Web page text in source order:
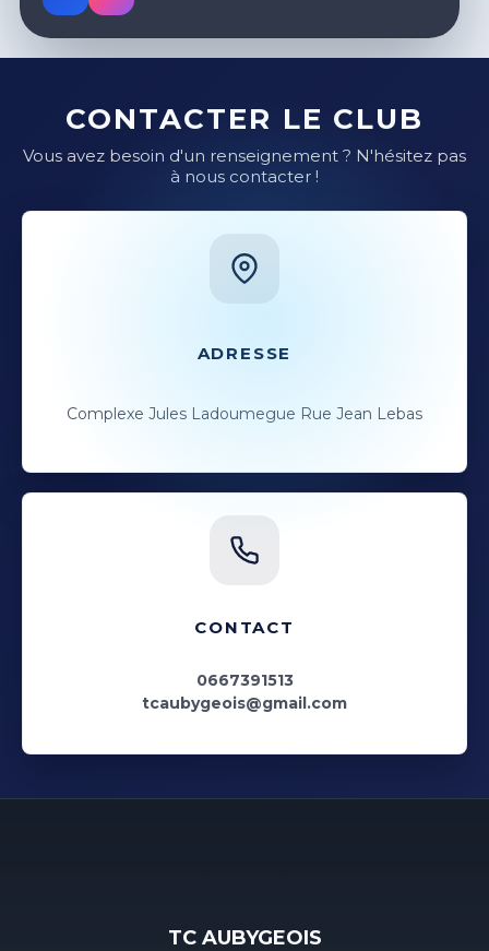
CONTACTER LE CLUB
Vous avez besoin d'un renseignement ? N'hésitez pas
à nous contacter !
ADRESSE
Complexe Jules Ladoumegue Rue Jean Lebas
CONTACT
0667391513
tcaubygeois@gmail.com
TC AUBYGEOIS